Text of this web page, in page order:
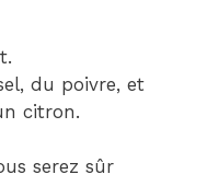
du poivre, et
citron.
serez sûr